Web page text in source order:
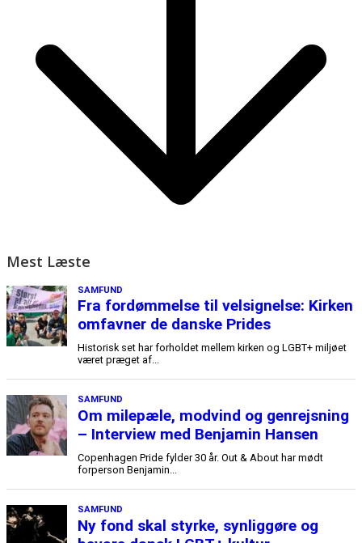
Mest Læste
SAMFUND
Fra fordømmelse til velsignelse: Kirken
omfavner de danske Prides
Historisk set har forholdet mellem kirken og LGBT+ miljøet
været præget af...
SAMFUND
Om milepæle, modvind og genrejsning
– Interview med Benjamin Hansen
Copenhagen Pride fylder 30 år. Out & About har mødt
forperson Benjamin...
SAMFUND
Ny fond skal styrke, synliggøre og